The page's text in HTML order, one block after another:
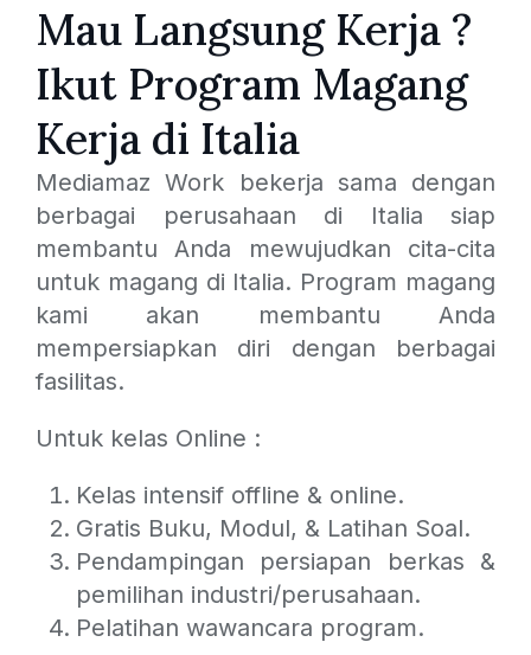
Mau Langsung Kerja ?
Ikut Program Magang
Kerja di Italia
Mediamaz Work bekerja sama dengan
berbagai perusahaan di Italia siap
membantu Anda mewujudkan cita-cita
untuk magang di Italia. Program magang
kami akan membantu Anda
mempersiapkan diri dengan berbagai
fasilitas.
Untuk kelas Online :
Kelas intensif offline & online.
Gratis Buku, Modul, & Latihan Soal.
Pendampingan persiapan berkas &
pemilihan industri/perusahaan.
Pelatihan wawancara program.